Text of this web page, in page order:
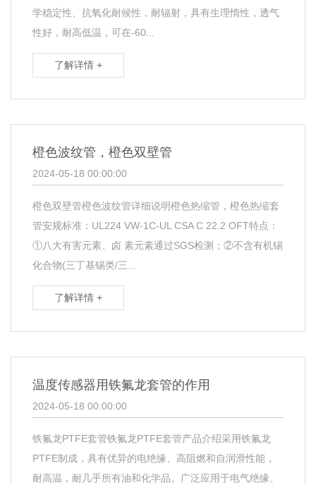
学稳定性、抗氧化耐候性，耐辐射，具有生理惰性，透气
性好，耐高低温，可在-60...
了解详情 +
橙色波纹管，橙色双壁管
2024-05-18 00:00:00
橙色双壁管橙色波纹管详细说明橙色热缩管，橙色热缩套
管安规标准：UL224 VW-1C-UL CSA C 22.2 OFT特点：
①八大有害元素、卤 素元素通过SGS检测；②不含有机锡
化合物(三丁基锡类/三...
了解详情 +
温度传感器用铁氟龙套管的作用
2024-05-18 00:00:00
铁氟龙PTFE套管铁氟龙PTFE套管产品介绍采用铁氟龙
PTFE制成，具有优异的电绝缘、高阻燃和自润滑性能，
耐高温，耐几乎所有油和化学品。广泛应用于电气绝缘、